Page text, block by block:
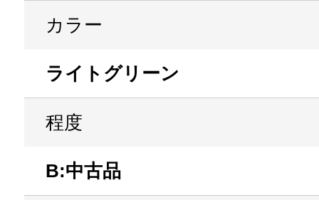
カラー
ライトグリーン
程度
B:中古品